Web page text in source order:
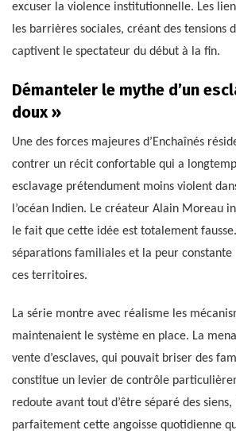
excuser la violence institutionnelle. Les
les barrières sociales, créant des tensions
captivent le spectateur du début à la fin.
Démanteler le mythe d’un
doux »
Une des forces majeures d’Enchaînés
contrer un récit confortable qui a
esclavage prétendument moins violent
l’océan Indien. Le créateur Alain Moreau
le fait que cette idée est totalement
séparations familiales et la peur constante
ces territoires.
La série montre avec réalisme les
maintenaient le système en place. La
vente d’esclaves, qui pouvait briser des
constitue un levier de contrôle
redoute avant tout d’être séparé des
parfaitement cette angoisse quotidienne